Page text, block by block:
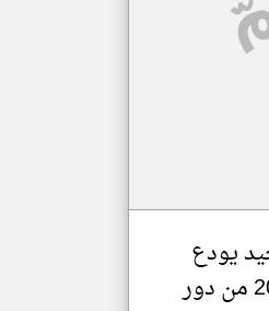
يودع
كأس إفريقيا 2025 من دور